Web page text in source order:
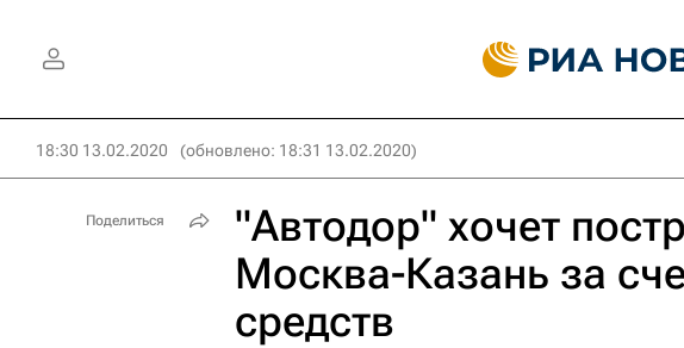
18:30 13.02.2020 (обновлено: 18:31 13.02.2020)
"Автодор" хочет
Москва-Казань за
средств
Поделиться